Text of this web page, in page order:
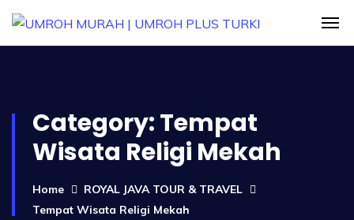
Category:Tempat
Wisata Religi Mekah
Home
ROYAL JAVA TOUR & TRAVEL
Tempat Wisata Religi Mekah